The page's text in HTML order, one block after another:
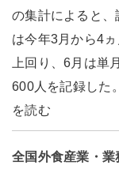
の集計によると
は今年3月から4
上回り、6月は単
600人を記録した
を読む
全国外食産業・